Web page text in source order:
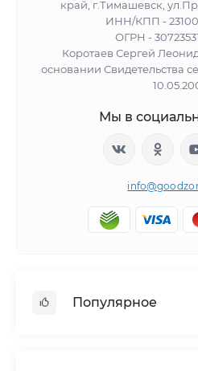
край, г.Тимашевск,
ИНН/КПП -
ОГРН -
Коротаев Сергей
основании Свидетельства
Мы в
Популярное